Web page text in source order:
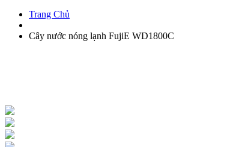
Trang Chủ
Cây nước nóng lạnh FujiE WD1800C